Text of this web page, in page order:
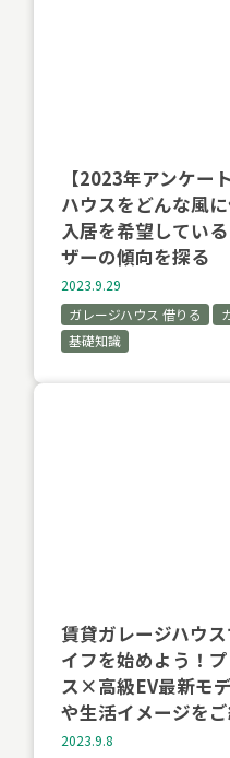
【2023年アンケー
ハウスをどんな風
入居を希望してい
ザーの傾向を探る
2023.9.29
ガレージハウス 借りる
基礎知識
賃貸ガレージハウ
イフを始めよう！
ス×高級EV最新モ
や生活イメージを
2023.9.8